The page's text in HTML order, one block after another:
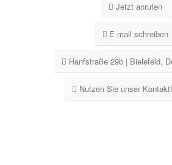
Jetzt anrufen
E-mail schreiben
Hanfstraße 29b | Bielefeld,
Nutzen Sie unser